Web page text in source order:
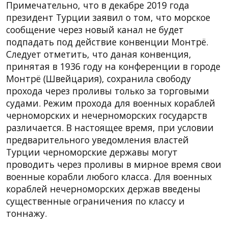
Примечательно, что в декабре 2019 года
президент Турции заявил о том, что морское
сообщение через новый канал не будет
подпадать под действие конвенции Монтрё.
Следует отметить, что даная конвенция,
принятая в 1936 году на конференции в городе
Монтрё (Швейцария), сохранила свободу
прохода через проливы только за торговыми
судами. Режим прохода для военных кораблей
черноморских и нечерноморских государств
различается. В настоящее время, при условии
предварительного уведомления властей
Турции черноморские державы могут
проводить через проливы в мирное время свои
военные корабли любого класса. Для военных
кораблей нечерноморских держав введены
существенные ограничения по классу и
тоннажу.